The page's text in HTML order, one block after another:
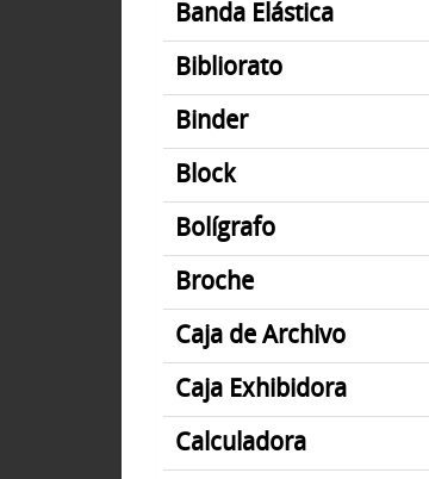
Banda Elástica
Bibliorato
Binder
Block
Bolígrafo
Broche
Caja de Archivo
Caja Exhibidora
Calculadora